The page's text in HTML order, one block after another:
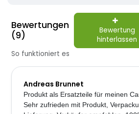
Bewertungen
(9)
Bewertung
hinterlassen
So funktioniert es
Andreas Brunnet
Produkt als Ersatzteile für meinen
Sehr zufrieden mit Produkt,